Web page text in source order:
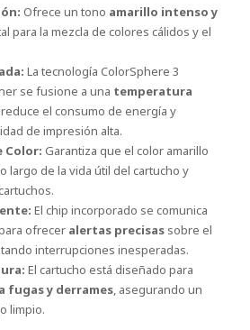
Ofrece un tono amarillo intenso y
para la mezcla de colores cálidos y el
La tecnología ColorSphere 3
se fusione a una temperatura
el consumo de energía y
de impresión alta.
Color: Garantiza que el color amarillo
largo de la vida útil del cartucho y
El chip incorporado se comunica
ofrecer alertas precisas sobre el
interrupciones inesperadas.
El cartucho está diseñado para
fugas y derrames, asegurando un
limpio.